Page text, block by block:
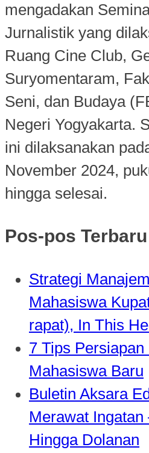
mengadakan
Jurnalistik yang
Ruang Cine Club,
Suryomentaram,
Seni, dan Budaya
Negeri Yogyakarta.
ini dilaksanakan
November 2024,
hingga selesai.
Pos-pos Terbaru
Strategi
Mahasiswa
rapat), In This
7 Tips
Mahasiswa Baru
Buletin Aksara
Merawat Ingatan
Hingga Dolanan